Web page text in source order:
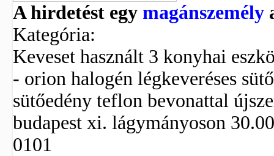
A hirdetést egy magánszemély
Kategória:
Keveset használt 3 konyhai
- orion halogén légkeveréses
sütőedény teflon bevonattal
budapest xi. lágymányoson
0101